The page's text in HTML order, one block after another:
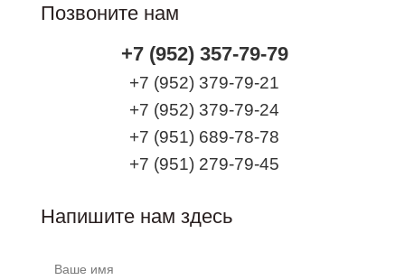
Позвоните нам
+7 (952) 357-79-79
+7 (952) 379-79-21
+7 (952) 379-79-24
+7 (951) 689-78-78
+7 (951) 279-79-45
Напишите нам здесь